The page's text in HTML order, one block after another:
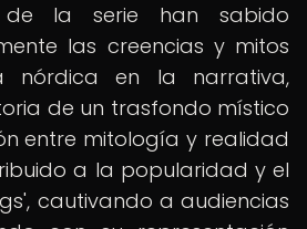
de la serie han sabido
las creencias y mitos
nórdica en la narrativa,
de un trasfondo místico
entre mitología y realidad
a la popularidad y el
cautivando a audiencias